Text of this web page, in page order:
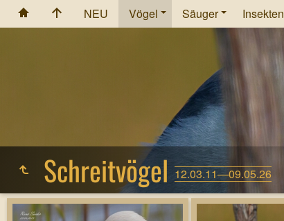
NEU Vögel Säuger Insekten
Schreitvögel 12.03.11—09.05.26